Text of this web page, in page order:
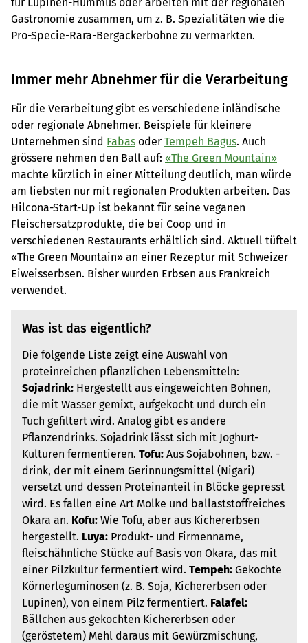
Gastronomie zusammen, um z. B. Spezialitäten wie die
Pro-Specie-Rara-Bergackerbohne zu vermarkten.
Immer mehr Abnehmer für die Verarbeitung
Für die Verarbeitung gibt es verschiedene inländische
oder regionale Abnehmer. Beispiele für kleinere
Unternehmen sind Fabas oder Tempeh Bagus. Auch
grössere nehmen den Ball auf: «The Green Mountain»
machte kürzlich in einer Mitteilung deutlich, man würde
am liebsten nur mit regionalen Produkten arbeiten. Das
Hilcona-Start-Up ist bekannt für seine veganen
Fleischersatzprodukte, die bei Coop und in
verschiedenen Restaurants erhältlich sind. Aktuell tüftelt
«The Green Mountain» an einer Rezeptur mit Schweizer
Eiweisserbsen. Bisher wurden Erbsen aus Frankreich
verwendet.
Was ist das eigentlich?
Die folgende Liste zeigt eine Auswahl von
proteinreichen pflanzlichen Lebensmitteln:
Sojadrink: Hergestellt aus eingeweichten Bohnen,
die mit Wasser gemixt, aufgekocht und durch ein
Tuch gefiltert wird. Analog gibt es andere
Pflanzendrinks. Sojadrink lässt sich mit Joghurt-
Kulturen fermentieren. Tofu: Aus Sojabohnen, bzw. -
drink, der mit einem Gerinnungsmittel (Nigari)
versetzt und dessen Proteinanteil in Blöcke gepresst
wird. Es fallen eine Art Molke und ballaststoffreiches
Okara an. Kofu: Wie Tofu, aber aus Kichererbsen
hergestellt. Luya: Produkt- und Firmenname,
fleischähnliche Stücke auf Basis von Okara, das mit
einer Pilzkultur fermentiert wird. Tempeh: Gekochte
Körnerleguminosen (z. B. Soja, Kichererbsen oder
Lupinen), von einem Pilz fermentiert. Falafel:
Bällchen aus gekochten Kichererbsen oder
(geröstetem) Mehl daraus mit Gewürzmischung,